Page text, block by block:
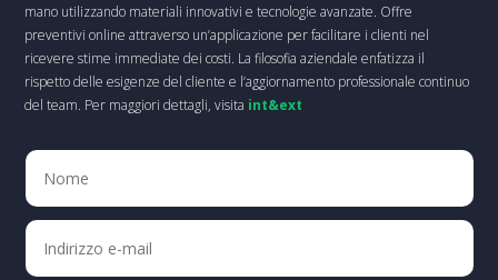
mano utilizzando materiali innovativi e tecnologie avanzate. Offre
preventivi online attraverso un’applicazione per facilitare i clienti nel
ricevere stime immediate dei costi. La filosofia aziendale enfatizza il
rispetto delle esigenze del cliente e l’aggiornamento professionale continuo
del team. Per maggiori dettagli, visita int&ext